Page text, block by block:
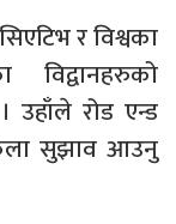
र विश्वका
उहाँले रोड एन्ड
सुझाव आउनु